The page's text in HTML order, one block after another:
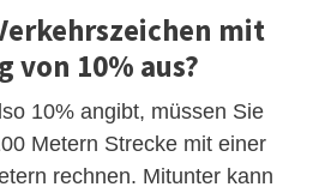
mit
von 10% aus?
10% angibt, müssen Sie
Metern Strecke mit einer
rechnen. Mitunter kann